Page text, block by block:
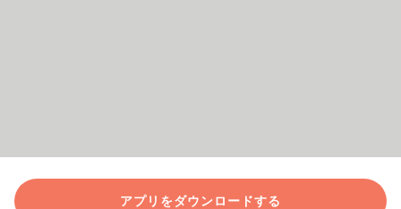
アプリをダウンロードする